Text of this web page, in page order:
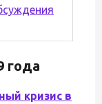
года
кризис в